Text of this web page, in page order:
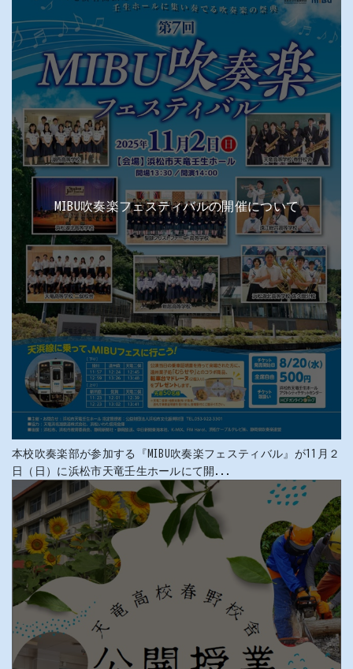
MIBU吹奏楽フェスティバルの開催について
本校吹奏楽部が参加する『MIBU吹奏楽フェスティバル』が11月２
日（日）に浜松市天竜壬生ホールにて開...